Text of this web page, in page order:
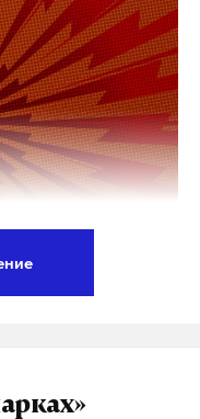
заявил на